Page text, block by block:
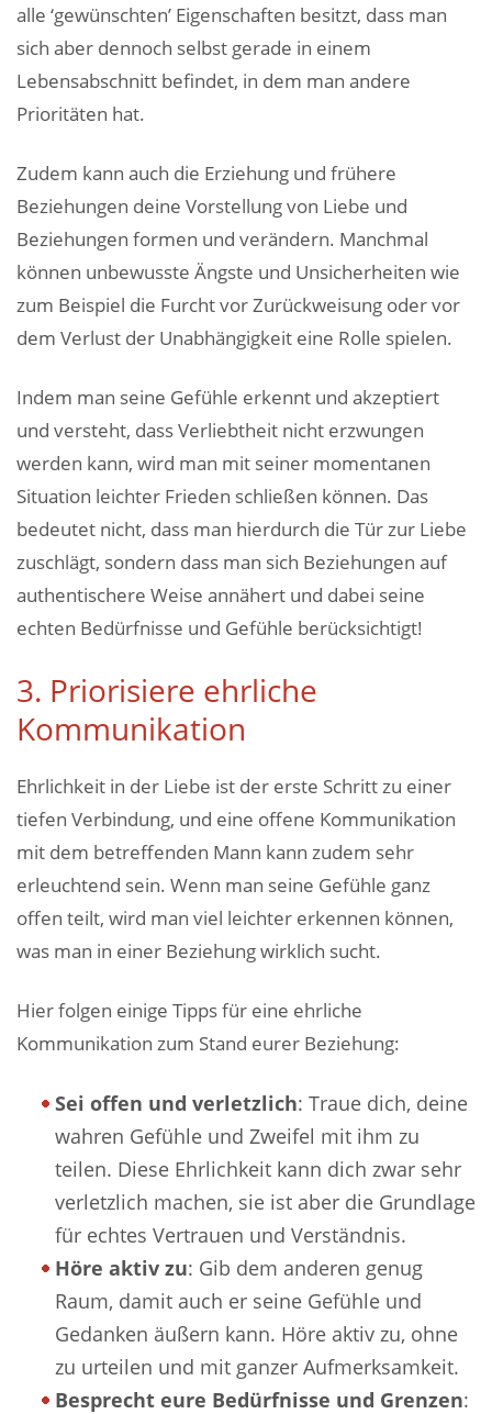
alle ‘gewünschten’ Eigenschaften besitzt, dass man
sich aber dennoch selbst gerade in einem
Lebensabschnitt befindet, in dem man andere
Prioritäten hat.
Zudem kann auch die Erziehung und frühere
Beziehungen deine Vorstellung von Liebe und
Beziehungen formen und verändern. Manchmal
können unbewusste Ängste und Unsicherheiten wie
zum Beispiel die Furcht vor Zurückweisung oder vor
dem Verlust der Unabhängigkeit eine Rolle spielen.
Indem man seine Gefühle erkennt und akzeptiert
und versteht, dass Verliebtheit nicht erzwungen
werden kann, wird man mit seiner momentanen
Situation leichter Frieden schließen können. Das
bedeutet nicht, dass man hierdurch die Tür zur Liebe
zuschlägt, sondern dass man sich Beziehungen auf
authentischere Weise annähert und dabei seine
echten Bedürfnisse und Gefühle berücksichtigt!
3. Priorisiere ehrliche
Kommunikation
Ehrlichkeit in der Liebe ist der erste Schritt zu einer
tiefen Verbindung, und eine offene Kommunikation
mit dem betreffenden Mann kann zudem sehr
erleuchtend sein. Wenn man seine Gefühle ganz
offen teilt, wird man viel leichter erkennen können,
was man in einer Beziehung wirklich sucht.
Hier folgen einige Tipps für eine ehrliche
Kommunikation zum Stand eurer Beziehung:
Sei offen und verletzlich: Traue dich, deine
wahren Gefühle und Zweifel mit ihm zu
teilen. Diese Ehrlichkeit kann dich zwar sehr
verletzlich machen, sie ist aber die Grundlage
für echtes Vertrauen und Verständnis.
Höre aktiv zu: Gib dem anderen genug
Raum, damit auch er seine Gefühle und
Gedanken äußern kann. Höre aktiv zu, ohne
zu urteilen und mit ganzer Aufmerksamkeit.
Besprecht eure Bedürfnisse und Grenzen: